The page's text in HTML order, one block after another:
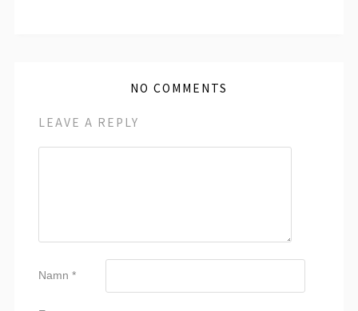
NO COMMENTS
LEAVE A REPLY
Namn *